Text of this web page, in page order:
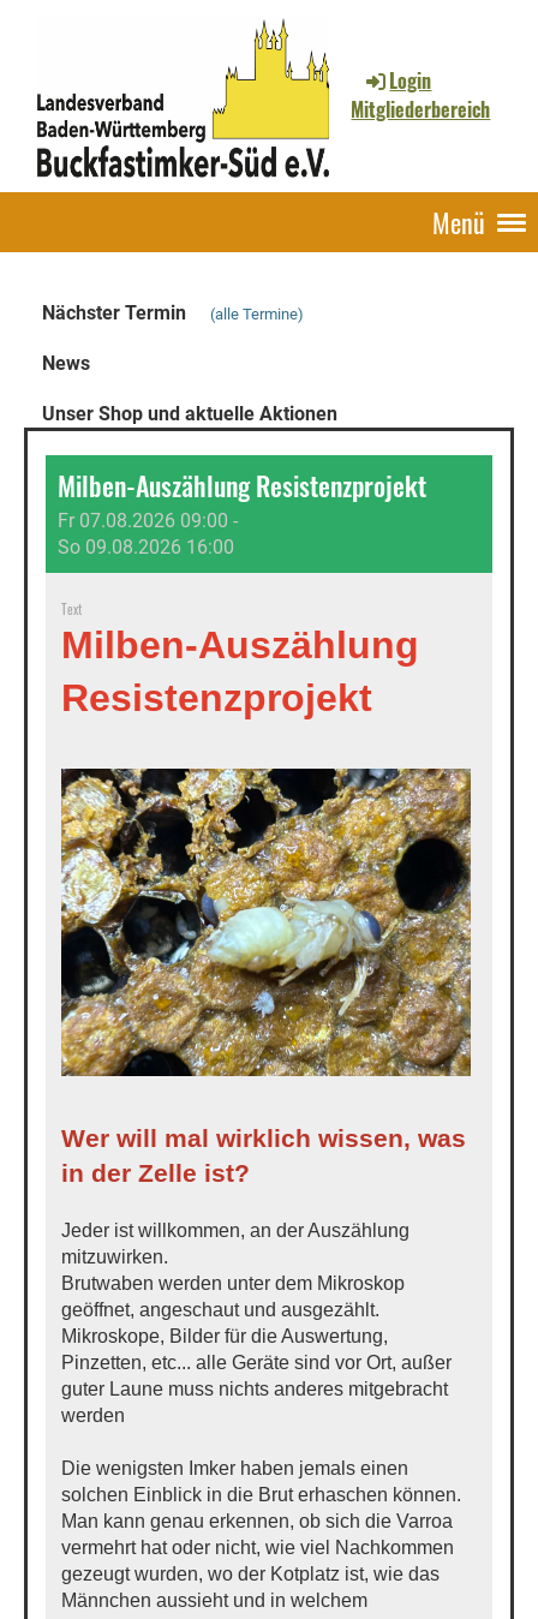
Login
Mitgliederbereich
Menü
Nächster Termin (alle Termine)
News
Unser Shop und aktuelle Aktionen
Milben-Auszählung Resistenzprojekt
Fr 07.08.2026 09:00 -
So 09.08.2026 16:00
Text
Milben-Auszählung
Resistenzprojekt
Wer will mal wirklich wissen, was
in der Zelle ist?
Jeder ist willkommen, an der Auszählung
mitzuwirken.
Brutwaben werden unter dem Mikroskop
geöffnet, angeschaut und ausgezählt.
Mikroskope, Bilder für die Auswertung,
Pinzetten, etc... alle Geräte sind vor Ort, außer
guter Laune muss nichts anderes mitgebracht
werden
Die wenigsten Imker haben jemals einen
solchen Einblick in die Brut erhaschen können.
Man kann genau erkennen, ob sich die Varroa
vermehrt hat oder nicht, wie viel Nachkommen
gezeugt wurden, wo der Kotplatz ist, wie das
Männchen aussieht und in welchem